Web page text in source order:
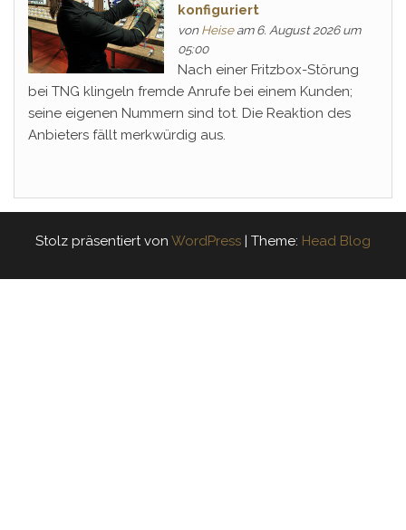
konfiguriert
von Heiseam 6. August 2026 um
05:00
Nach einer Fritzbox-Störung
bei TNG klingeln fremde Anrufe bei einem Kunden;
seine eigenen Nummern sind tot. Die Reaktion des
Anbieters fällt merkwürdig aus.
Stolz präsentiert von WordPress | Theme: Head Blog